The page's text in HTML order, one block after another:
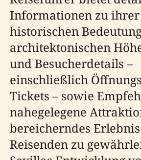
Informationen zu ihrer
historischen
architektonischen
und Besucherdetails –
einschließlich
Tickets – sowie
nahegelegene
bereicherndes
Reisenden zu